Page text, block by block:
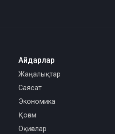
Айдарлар
Жаңалықтар
Саясат
Экономика
Қоғам
Оқиғалар